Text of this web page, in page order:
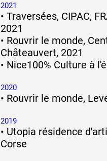
2021
• Traversées, CIPAC,
2021
• Rouvrir le monde,
Châteauvert, 2021
• Nice100% Culture à
2020
• Rouvrir le monde,
2019
• Utopia résidence
Corse